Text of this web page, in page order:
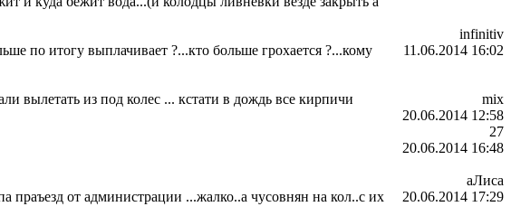
по итогу выплачивает ?...кто больше грохается ?...кому
infinitiv
11.06.2014 16:02
вылетать из под колес ... кстати в дождь все кирпичи
mix
20.06.2014 12:58
27
20.06.2014 16:48
праъезд от администрации ...жалко..а чусовнян на кол..с их
аЛиса
20.06.2014 17:29